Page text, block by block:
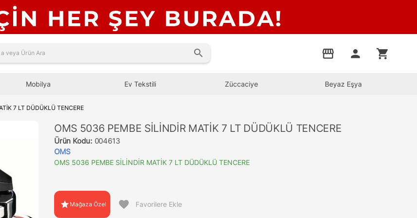
search storefront person shopping_cart
Mobilya Ev Tekstili Züccaciye Beyaz Eşya
7 LT DÜDÜKLÜ TENCERE
OMS 5036 PEMBE SİLİNDİR MATİK 7 LT DÜDÜKLÜ TENCERE
Ürün Kodu: 004613
OMS
OMS 5036 PEMBE SİLİNDİR MATİK 7 LT DÜDÜKLÜ TENCERE
star Mağaza Özel favorite Favorilere Ekle